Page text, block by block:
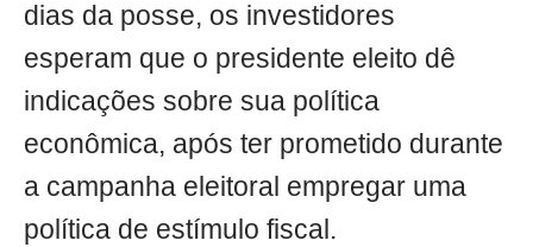
dias da posse, os investidores
esperam que o presidente eleito dê
indicações sobre sua política
econômica, após ter prometido durante
a campanha eleitoral empregar uma
política de estímulo fiscal.